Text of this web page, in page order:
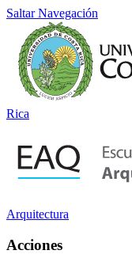
Saltar Navegación
Rica
Arquitectura
Acciones